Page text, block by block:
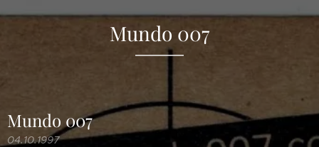
Mundo 007
Mundo 007
04.10.1997